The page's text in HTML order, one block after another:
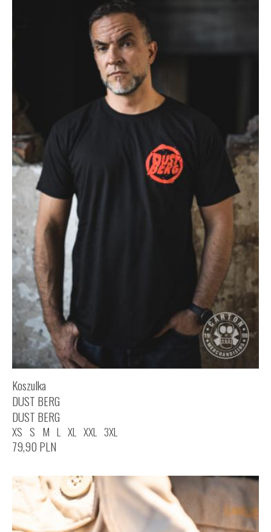
Koszulka
DUST BERG
DUST BERG
XS S M L XL XXL 3XL
79,90 PLN